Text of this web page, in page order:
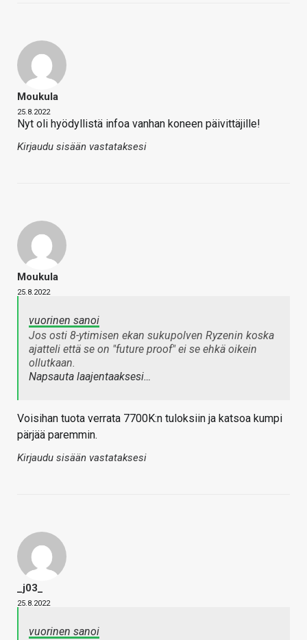
Moukula
25.8.2022
Nyt oli hyödyllistä infoa vanhan koneen päivittäjille!
Kirjaudu sisään vastataksesi
Moukula
25.8.2022
vuorinen sanoi
Jos osti 8-ytimisen ekan sukupolven Ryzenin koska
ajatteli että se on "future proof" ei se ehkä oikein
ollutkaan.
Napsauta laajentaaksesi…
Voisihan tuota verrata 7700K:n tuloksiin ja katsoa kumpi
pärjää paremmin.
Kirjaudu sisään vastataksesi
_j03_
25.8.2022
vuorinen sanoi